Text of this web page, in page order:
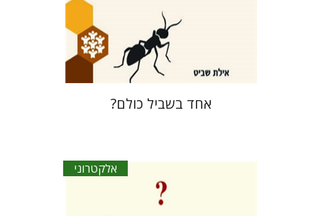
הנחת אתר ספר אלקטרוני
$18
אחד בשביל כולם?
אלקטרוני